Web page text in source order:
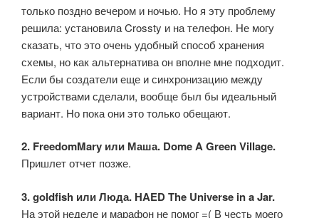
только поздно вечером и ночью. Но я эту проблему
решила: установила Crossty и на телефон. Не могу
сказать, что это очень удобный способ хранения
схемы, но как альтернатива он вполне мне подходит.
Если бы создатели еще и синхронизацию между
устройствами сделали, вообще был бы идеальный
вариант. Но пока они это только обещают.
2. FreedomMary или Маша. Dome A Green Village.
Пришлет отчет позже.
3. goldfish или Люда. HAED The Universe in a Jar.
На этой неделе и марафон не помог =( В честь моего